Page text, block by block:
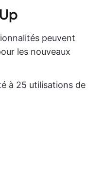
peuvent
les nouveaux
à 25 utilisations de